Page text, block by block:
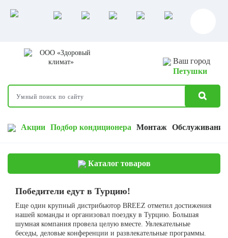
Ваш город
Петушки
Акции Подбор кондиционера Монтаж Обслуживание
Каталог товаров
Победители едут в Турцию!
Еще один крупный дистрибьютор BREEZ отметил достижения
нашей команды и организовал поездку в Турцию. Большая
шумная компания провела целую вместе. Увлекательные
беседы, деловые конференции и развлекательные программы.